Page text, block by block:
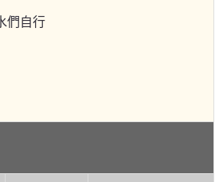
們自行